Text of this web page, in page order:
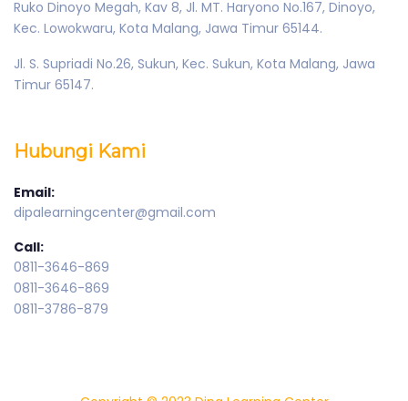
Ruko Dinoyo Megah, Kav 8, Jl. MT. Haryono No.167, Dinoyo,
Kec. Lowokwaru, Kota Malang, Jawa Timur 65144.
Jl. S. Supriadi No.26, Sukun, Kec. Sukun, Kota Malang, Jawa
Timur 65147.
Hubungi Kami
Email:
dipalearningcenter@gmail.com
Call:
0811-3646-869
0811-3646-869
0811-3786-879